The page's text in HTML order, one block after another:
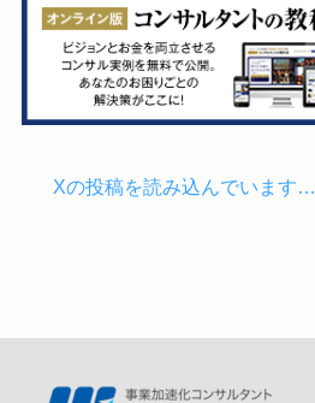
Xの投稿を読み込んでいます…